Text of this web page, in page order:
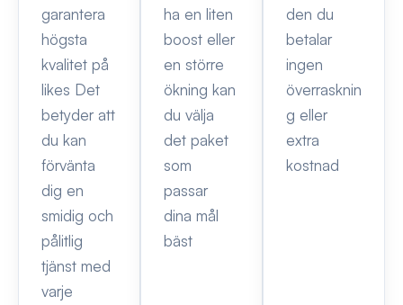
garantera
högsta
kvalitet på
likes Det
betyder att
du kan
förvänta
dig en
smidig och
pålitlig
tjänst med
varje
ha en liten
boost eller
en större
ökning kan
du välja
det paket
som
passar
dina mål
bäst
den du
betalar
ingen
överrasknin
g eller
extra
kostnad